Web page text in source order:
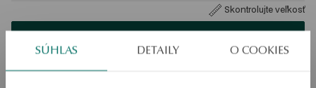
SÚHLAS DETAILY O COOKIES
Skontrolujte veľkosť